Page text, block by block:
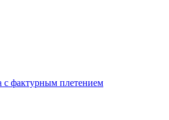
с фактурным плетением